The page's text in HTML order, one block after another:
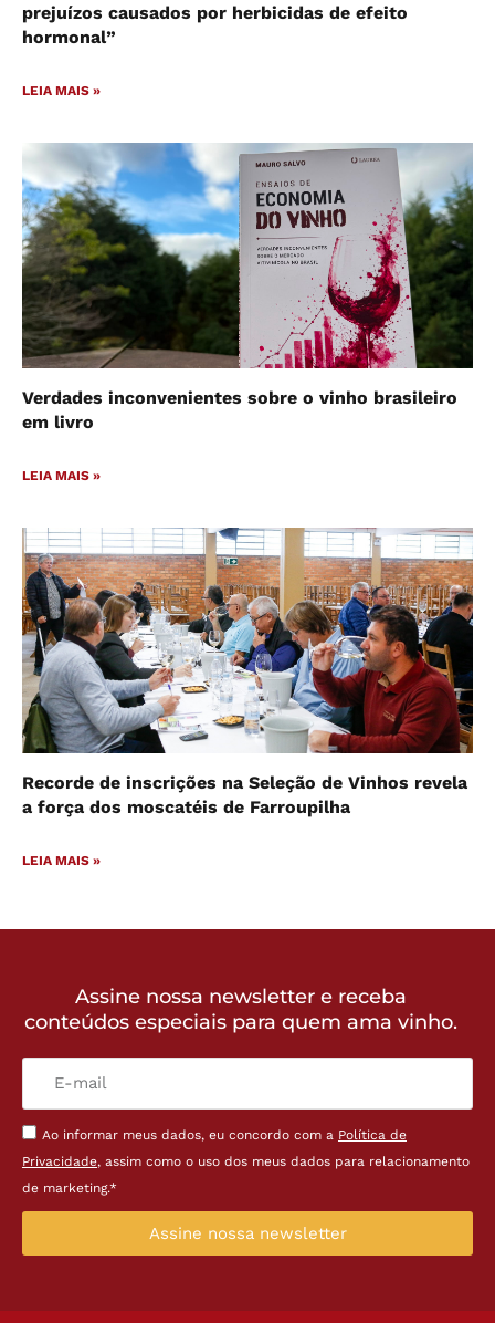
prejuízos causados por herbicidas de efeito
hormonal”
LEIA MAIS »
Verdades inconvenientes sobre o vinho brasileiro
em livro
LEIA MAIS »
Recorde de inscrições na Seleção de Vinhos revela
a força dos moscatéis de Farroupilha
LEIA MAIS »
Assine nossa newsletter e receba
conteúdos especiais para quem ama vinho.
Ao informar meus dados, eu concordo com a Política de
Privacidade, assim como o uso dos meus dados para relacionamento
de marketing.*
Assine nossa newsletter